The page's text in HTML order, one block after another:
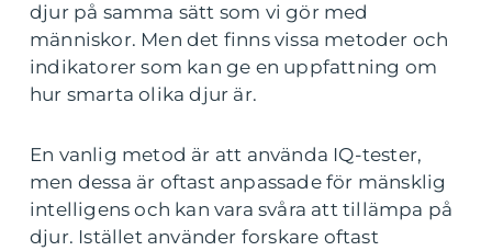
djur på samma sätt som vi gör med
människor. Men det finns vissa metoder och
indikatorer som kan ge en uppfattning om
hur smarta olika djur är.
En vanlig metod är att använda IQ-tester,
men dessa är oftast anpassade för mänsklig
intelligens och kan vara svåra att tillämpa på
djur. Istället använder forskare oftast